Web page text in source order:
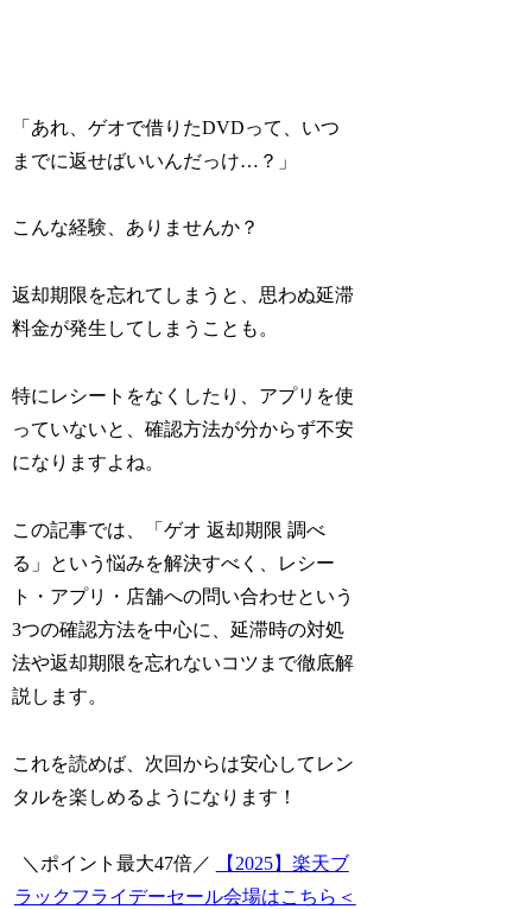
「あれ、ゲオで借りたDVDって、いつ
までに返せばいいんだっけ…？」
こんな経験、ありませんか？
返却期限を忘れてしまうと、思わぬ延滞
料金が発生してしまうことも。
特にレシートをなくしたり、アプリを使
っていないと、確認方法が分からず不安
になりますよね。
この記事では、「ゲオ 返却期限 調べ
る」という悩みを解決すべく、レシー
ト・アプリ・店舗への問い合わせという
3つの確認方法を中心に、延滞時の対処
法や返却期限を忘れないコツまで徹底解
説します。
これを読めば、次回からは安心してレン
タルを楽しめるようになります！
＼ポイント最大47倍／
【2025】楽天ブ
ラックフライデーセール会場はこちら＜